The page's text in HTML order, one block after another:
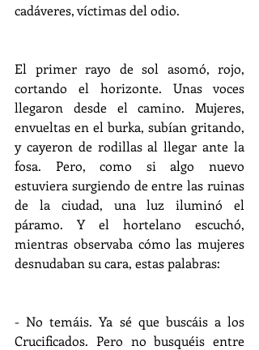
cadáveres, víctimas del odio.
El primer rayo de sol asomó, rojo,
cortando el horizonte. Unas voces
llegaron desde el camino. Mujeres,
envueltas en el burka, subían gritando,
y cayeron de rodillas al llegar ante la
fosa. Pero, como si algo nuevo
estuviera surgiendo de entre las ruinas
de la ciudad, una luz iluminó el
páramo. Y el hortelano escuchó,
mientras observaba cómo las mujeres
desnudaban su cara, estas palabras:
- No temáis. Ya sé que buscáis a los
Crucificados. Pero no busquéis entre